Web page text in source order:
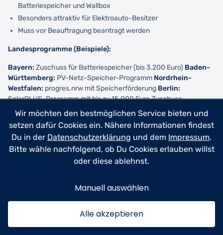
Batteriespeicher und Wallbox
Besonders attraktiv für Elektroauto-Besitzer
Muss vor Beauftragung beantragt werden
Landesprogramme (Beispiele):
Bayern: Zuschuss für Batteriespeicher (bis 3.200 Euro) Baden-
Württemberg: PV-Netz-Speicher-Programm Nordrhein-
Westfalen: progres.nrw mit Speicherförderung Berlin:
SolarPLUS-Programm mit bis zu 15.000 Euro Zuschuss
Die Förderlandschaft ändert sich regelmäßig – prüfe daher
unbedingt die aktuelle Situation in Deinem Bundesland. Viele
kommunale Energieversorger bieten zusätzliche lokale
Förderungen an.
Anlagenbetreiber deutlich einfacher geworden. Die
Steuerbefreiung für Anlagen bis 30 kWp nimmt Dir einen Großteil
des bürokratischen Aufwands ab und macht PV-Anlagen noch
Wir möchten den bestmöglichen Service bieten und
setzen dafür Cookies ein. Nähere Informationen findest
Du in der Datenschutzerklärung und dem Impressum.
Bitte wähle nachfolgend, ob Du Cookies erlauben willst
oder diese ablehnst.
Manuell auswählen
Alle akzeptieren